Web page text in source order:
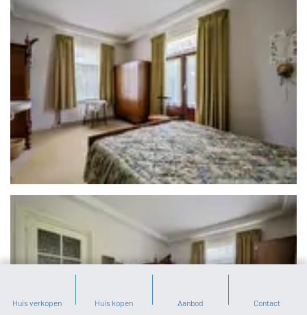
Huis verkopen Huis kopen Aanbod Contact